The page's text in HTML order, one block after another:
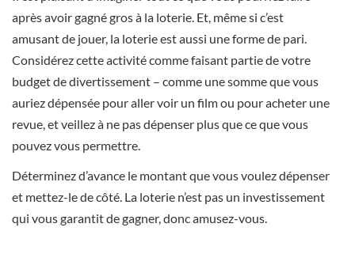
après avoir gagné gros à la loterie. Et, même si c’est
amusant de jouer, la loterie est aussi une forme de pari.
Considérez cette activité comme faisant partie de votre
budget de divertissement – comme une somme que vous
auriez dépensée pour aller voir un film ou pour acheter une
revue, et veillez à ne pas dépenser plus que ce que vous
pouvez vous permettre.
Déterminez d’avance le montant que vous voulez dépenser
et mettez-le de côté. La loterie n’est pas un investissement
qui vous garantit de gagner, donc amusez-vous.